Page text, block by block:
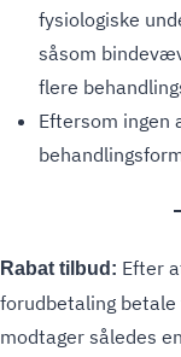
fysiologiske
såsom
flere
Eftersom ingen
Rabat tilbud: Efter
forudbetaling betale
modtager således